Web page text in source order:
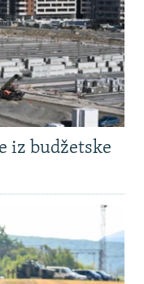
iz budžetske